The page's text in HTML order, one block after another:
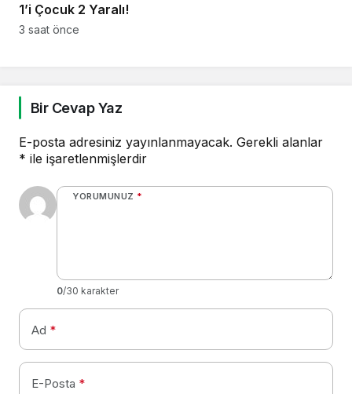
1’i Çocuk 2 Yaralı!
3 saat önce
Bir Cevap Yaz
E-posta adresiniz yayınlanmayacak. Gerekli alanlar
* ile işaretlenmişlerdir
YORUMUNUZ *
0/30 karakter
Ad *
E-Posta *